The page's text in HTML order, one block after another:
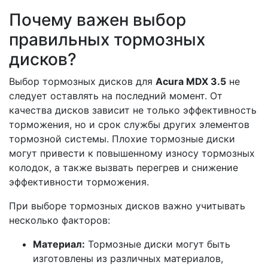
Почему важен выбор
правильных тормозных
дисков?
Выбор тормозных дисков для Acura MDX 3.5 не
следует оставлять на последний момент. От
качества дисков зависит не только эффективность
торможения, но и срок службы других элементов
тормозной системы. Плохие тормозные диски
могут привести к повышенному износу тормозных
колодок, а также вызвать перегрев и снижение
эффективности торможения.
При выборе тормозных дисков важно учитывать
несколько факторов:
Материал: Тормозные диски могут быть
изготовлены из различных материалов,